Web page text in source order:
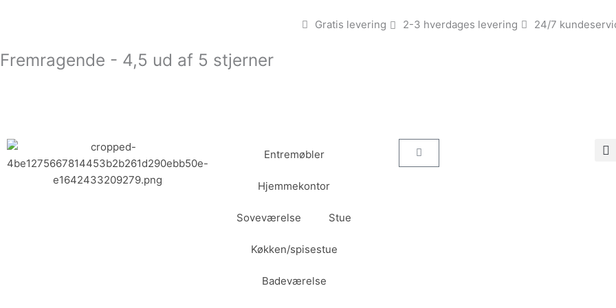
Gratis levering 2-3 hverdages levering 24/7
Fremragende - 4,5 ud af 5 stjerner
Entremøbler
Hjemmekontor
Soveværelse Stue
Køkken/spisestue
Badeværelse
Kurv